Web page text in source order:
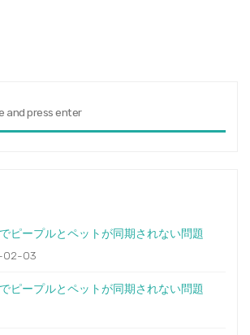
ピープルとペットが同期されない問題
02-03
ピープルとペットが同期されない問題